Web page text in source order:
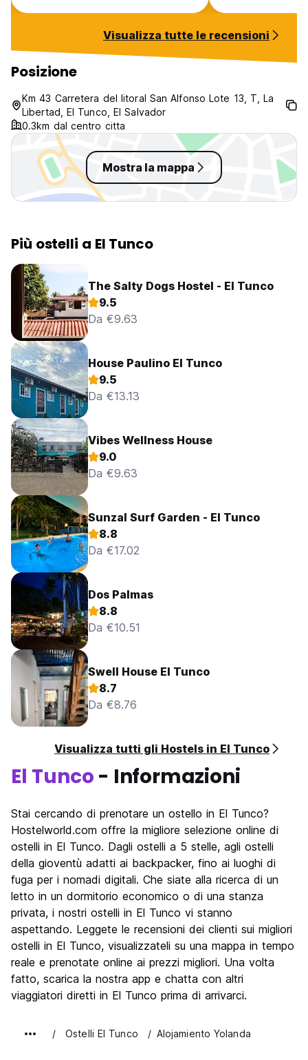
the common
canceled our
Visualizza tutte le recensioni
Posizione
Km 43 Carretera del litoral San Alfonso Lote 13, T, La
Libertad, El Tunco, El Salvador
0.3km dal centro citta
Mostra la mappa
Più ostelli a El Tunco
The Salty Dogs Hostel - El Tunco
9.5
Da €9.63
House Paulino El Tunco
9.5
Da €13.13
Vibes Wellness House
9.0
Da €9.63
Sunzal Surf Garden - El Tunco
8.8
Da €17.02
Dos Palmas
8.8
Da €10.51
Swell House El Tunco
8.7
Da €8.76
Visualizza tutti gli Hostels in El Tunco
El Tunco - Informazioni
Stai cercando di prenotare un ostello in El Tunco?
Hostelworld.com offre la migliore selezione online di
ostelli in El Tunco. Dagli ostelli a 5 stelle, agli ostelli
della gioventù adatti ai backpacker, fino ai luoghi di
fuga per i nomadi digitali. Che siate alla ricerca di un
letto in un dormitorio economico o di una stanza
privata, i nostri ostelli in El Tunco vi stanno
aspettando. Leggete le recensioni dei clienti sui migliori
ostelli in El Tunco, visualizzateli su una mappa in tempo
reale e prenotate online ai prezzi migliori. Una volta
fatto, scarica la nostra app e chatta con altri
viaggiatori diretti in El Tunco prima di arrivarci.
Ostelli El Tunco Alojamiento Yolanda